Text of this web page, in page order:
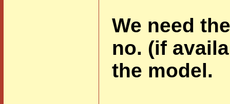
We need
no. (if
the model.